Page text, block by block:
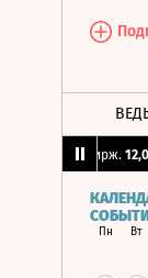
CNY Бирж.
Пн Вт